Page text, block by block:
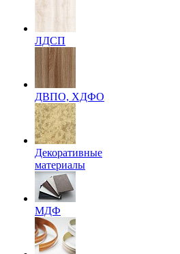
ЛДСП
ДВПО, ХДФО
Декоративные
материалы
МДФ